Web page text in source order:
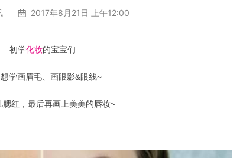
2017年8月21日 上午12:00
初学化妆的宝宝们
学画眉毛、画眼影&眼线~
腮红，最后再画上美美的唇妆~